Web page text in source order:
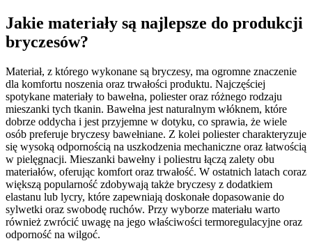
Jakie materiały są najlepsze do produkcji
bryczesów?
Materiał, z którego wykonane są bryczesy, ma ogromne znaczenie
dla komfortu noszenia oraz trwałości produktu. Najczęściej
spotykane materiały to bawełna, poliester oraz różnego rodzaju
mieszanki tych tkanin. Bawełna jest naturalnym włóknem, które
dobrze oddycha i jest przyjemne w dotyku, co sprawia, że wiele
osób preferuje bryczesy bawełniane. Z kolei poliester charakteryzuje
się wysoką odpornością na uszkodzenia mechaniczne oraz łatwością
w pielęgnacji. Mieszanki bawełny i poliestru łączą zalety obu
materiałów, oferując komfort oraz trwałość. W ostatnich latach coraz
większą popularność zdobywają także bryczesy z dodatkiem
elastanu lub lycry, które zapewniają doskonałe dopasowanie do
sylwetki oraz swobodę ruchów. Przy wyborze materiału warto
również zwrócić uwagę na jego właściwości termoregulacyjne oraz
odporność na wilgoć.